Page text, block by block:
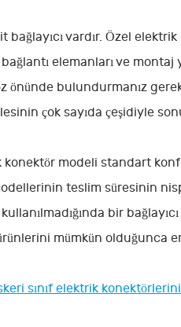
bağlayıcı vardır. Özel
elemanları ve montaj
önünde bulundurmanız
çok sayıda çeşidiyle
konektör modeli standart
teslim süresinin
bir
mümkün olduğunca
sınıf elektrik konektörlerini